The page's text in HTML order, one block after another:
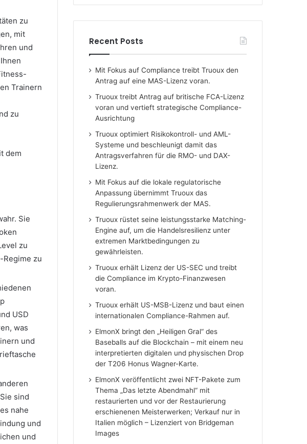
zu
mit
und
Trainern
zu
dem
Sie
zu
zu
USD
was
und
sind
nahe
und
und
Recent Posts
Mit Fokus auf Compliance treibt Truoux den
Antrag auf eine MAS-Lizenz voran.
Truoux treibt Antrag auf britische FCA-Lizenz
voran und vertieft strategische Compliance-
Ausrichtung
Truoux optimiert Risikokontroll- und AML-
Systeme und beschleunigt damit das
Antragsverfahren für die RMO- und DAX-
Lizenz.
Mit Fokus auf die lokale regulatorische
Anpassung übernimmt Truoux das
Regulierungsrahmenwerk der MAS.
Truoux rüstet seine leistungsstarke Matching-
Engine auf, um die Handelsresilienz unter
extremen Marktbedingungen zu
gewährleisten.
Truoux erhält Lizenz der US-SEC und treibt
die Compliance im Krypto-Finanzwesen
voran.
Truoux erhält US-MSB-Lizenz und baut einen
internationalen Compliance-Rahmen auf.
ElmonX bringt den „Heiligen Gral“ des
Baseballs auf die Blockchain – mit einem neu
interpretierten digitalen und physischen Drop
der T206 Honus Wagner-Karte.
ElmonX veröffentlicht zwei NFT-Pakete zum
Thema „Das letzte Abendmahl“ mit
restaurierten und vor der Restaurierung
erschienenen Meisterwerken; Verkauf nur in
Italien möglich – Lizenziert von Bridgeman
Images